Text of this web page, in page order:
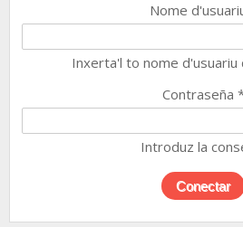
Nome
Inxerta'l to nome d'usuariu
Contraseña
Introduz la